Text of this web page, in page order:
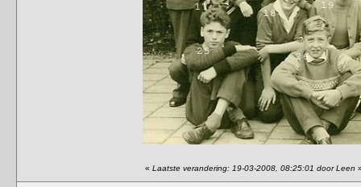
« Laatste verandering: 19-03-2008, 08:25:01 door Leen